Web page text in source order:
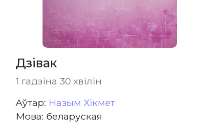
Дзівак
1 гадзіна 30 хвілін
Aўтар: Назым Хікмет
Мова: беларуская